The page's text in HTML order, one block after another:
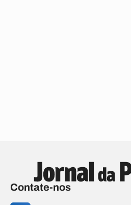
Contate-nos